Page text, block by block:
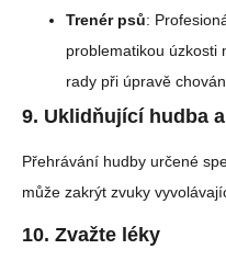
Trenér psů:
problematikou úzkosti
rady při úpravě
9. Uklidňující hudba
Přehrávání hudby určené
může zakrýt zvuky
10. Zvažte léky